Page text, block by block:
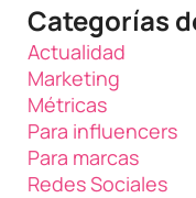
Categorías
Actualidad
Marketing
Métricas
Para influencers
Para marcas
Redes Sociales